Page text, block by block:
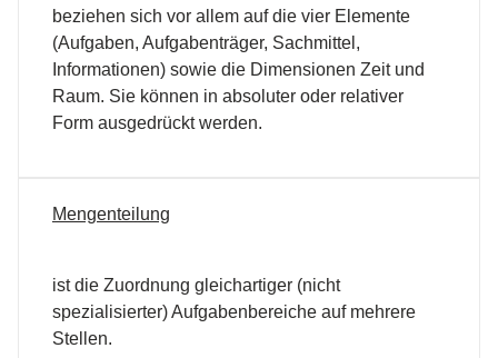
beziehen sich vor allem auf die vier Elemente
(Aufgaben, Aufgabenträger, Sachmittel,
Informationen) sowie die Dimensionen Zeit und
Raum. Sie können in absoluter oder relativer
Form ausgedrückt werden.
Mengenteilung
ist die Zuordnung gleichartiger (nicht
spezialisierter) Aufgabenbereiche auf mehrere
Stellen.